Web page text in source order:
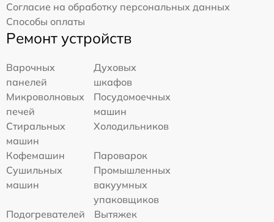
Согласие на обработку персональных данных
Способы оплаты
Ремонт устройств
Варочных
панелей
Духовых
шкафов
Микроволновых
печей
Посудомоечных
машин
Стиральных
машин
Холодильников
Кофемашин
Пароварок
Сушильных
машин
Промышленных
вакуумных
упаковщиков
Подогревателей
Вытяжек